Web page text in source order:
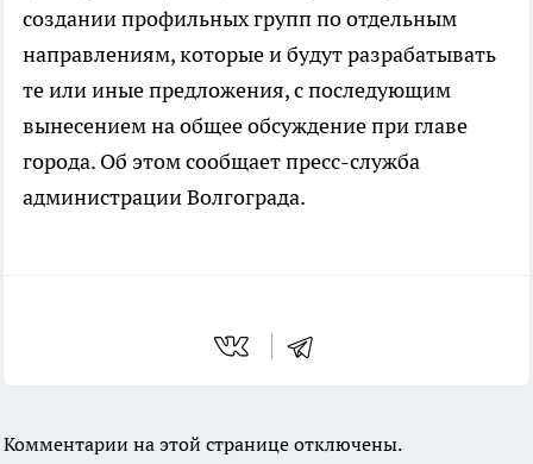
создании профильных групп по отдельным
направлениям, которые и будут разрабатывать
те или иные предложения, с последующим
вынесением на общее обсуждение при главе
города. Об этом сообщает пресс-служба
администрации Волгограда.
Комментарии на этой странице отключены.